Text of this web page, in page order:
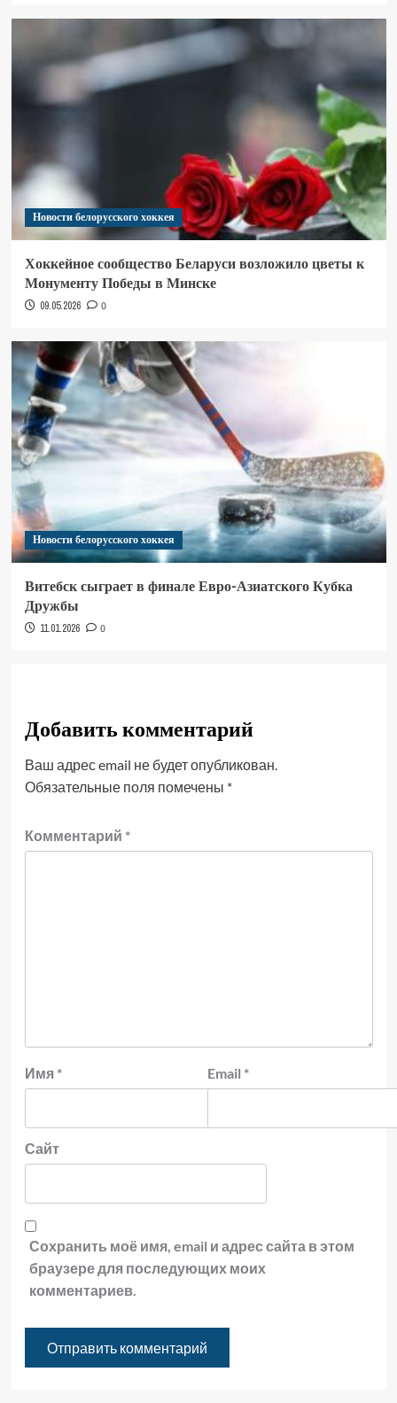
Новости белорусского хоккея
Хоккейное сообщество Беларуси возложило цветы к
Монументу Победы в Минске
09.05.2026 0
Новости белорусского хоккея
Витебск сыграет в финале Евро-Азиатского Кубка
Дружбы
11.01.2026 0
Добавить комментарий
Ваш адрес email не будет опубликован.
Обязательные поля помечены *
Комментарий *
Имя * Email *
Сайт
Сохранить моё имя, email и адрес сайта в этом
браузере для последующих моих
комментариев.